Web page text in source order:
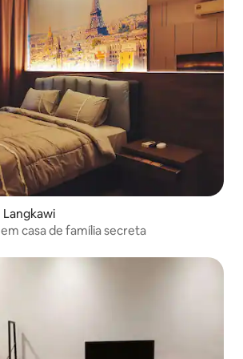
Langkawi
casa de família secreta